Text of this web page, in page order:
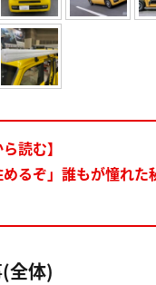
読む】
めるぞ」誰もが憧れ
全体)